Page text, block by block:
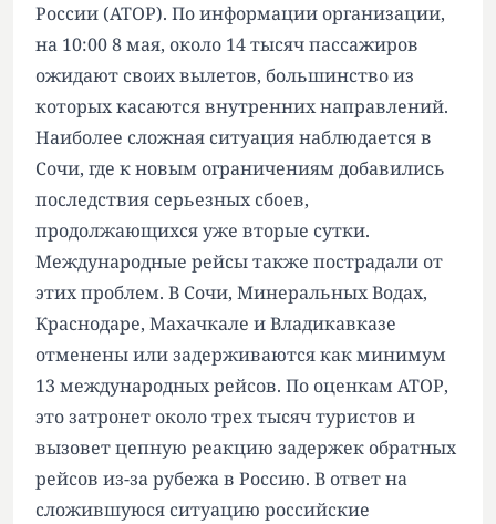
России (АТОР). По информации организации,
на 10:00 8 мая, около 14 тысяч пассажиров
ожидают своих вылетов, большинство из
которых касаются внутренних направлений.
Наиболее сложная ситуация наблюдается в
Сочи, где к новым ограничениям добавились
последствия серьезных сбоев,
продолжающихся уже вторые сутки.
Международные рейсы также пострадали от
этих проблем. В Сочи, Минеральных Водах,
Краснодаре, Махачкале и Владикавказе
отменены или задерживаются как минимум
13 международных рейсов. По оценкам АТОР,
это затронет около трех тысяч туристов и
вызовет цепную реакцию задержек обратных
рейсов из-за рубежа в Россию. В ответ на
сложившуюся ситуацию российские